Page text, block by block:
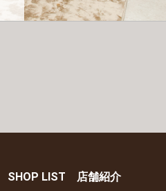
SHOP LIST 店舗紹介